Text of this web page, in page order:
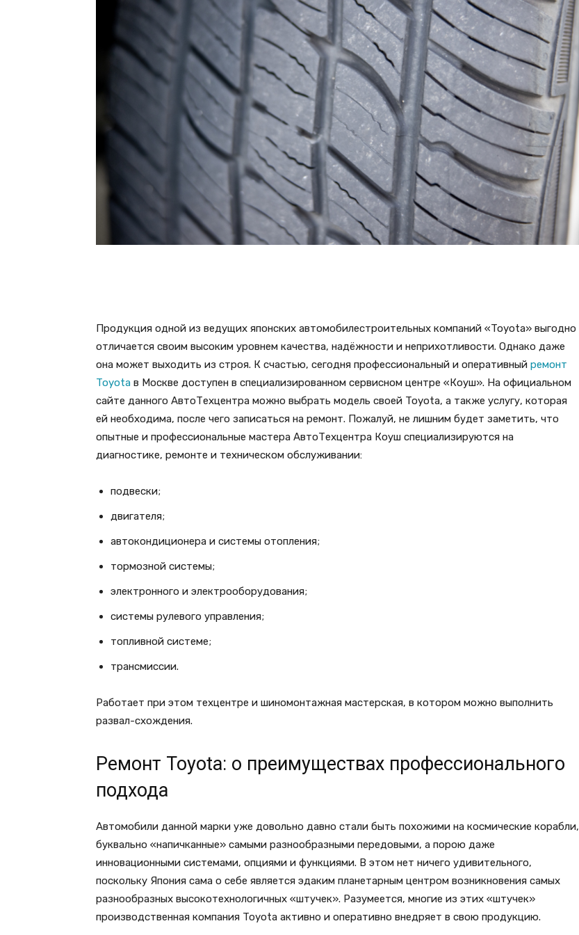
Продукция одной из ведущих японских автомобилестроительных компаний «Toyota» выгодно
отличается своим высоким уровнем качества, надёжности и неприхотливости. Однако даже
она может выходить из строя. К счастью, сегодня профессиональный и оперативный ремонт
Toyota в Москве доступен в специализированном сервисном центре «Коуш». На официальном
сайте данного АвтоТехцентра можно выбрать модель своей Toyota, а также услугу, которая
ей необходима, после чего записаться на ремонт. Пожалуй, не лишним будет заметить, что
опытные и профессиональные мастера АвтоТехцентра Коуш специализируются на
диагностике, ремонте и техническом обслуживании:
подвески;
двигателя;
автокондиционера и системы отопления;
тормозной системы;
электронного и электрооборудования;
системы рулевого управления;
топливной системе;
трансмиссии.
Работает при этом техцентре и шиномонтажная мастерская, в котором можно выполнить
развал-схождения.
Ремонт Toyota: о преимуществах профессионального
подхода
Автомобили данной марки уже довольно давно стали быть похожими на космические корабли,
буквально «напичканные» самыми разнообразными передовыми, а порою даже
инновационными системами, опциями и функциями. В этом нет ничего удивительного,
поскольку Япония сама о себе является эдаким планетарным центром возникновения самых
разнообразных высокотехнологичных «штучек». Разумеется, многие из этих «штучек»
производственная компания Toyota активно и оперативно внедряет в свою продукцию.